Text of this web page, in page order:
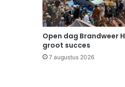
Open dag Brandweer
groot succes
7 augustus 2026